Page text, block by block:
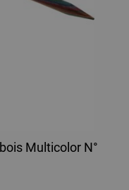
Multicolor N°